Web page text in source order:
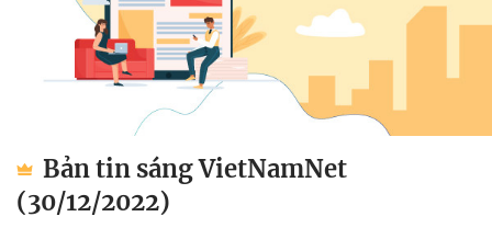
Bản tin sáng VietNamNet
(30/12/2022)